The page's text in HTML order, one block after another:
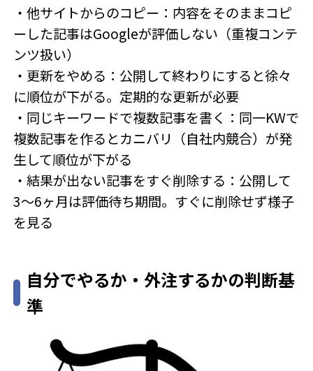
・他サイトからのコピー：内容をそのままコピ
ーした記事はGoogleが評価しない（重複コンテ
ンツ扱い）
・更新をやめる：公開して終わりにすると徐々
に順位が下がる。定期的な更新が必要
・同じキーワードで複数記事を書く：同一KWで
複数記事を作るとカニバリ（自社内競合）が発
生して順位が下がる
・結果が出ない記事をすぐ削除する：公開して
3〜6ヶ月は評価待ち期間。すぐに削除せず様子
を見る
自分でやるか・外注するかの判断基
準